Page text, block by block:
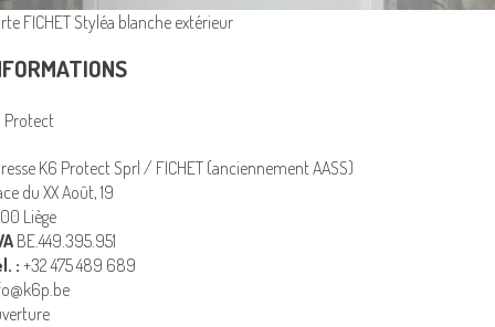
FICHET Styléa blanche extérieur
Protect
K6 Protect Sprl / FICHET (anciennement AASS)
du XX Août, 19
Liège
BE.449.395.951
: +32 475 489 689